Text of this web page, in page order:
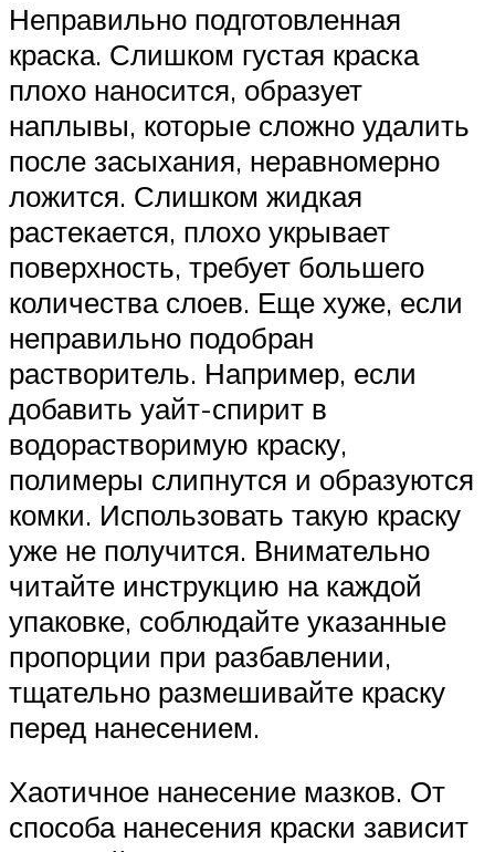
Неправильно подготовленная
краска. Слишком густая краска
плохо наносится, образует
наплывы, которые сложно удалить
после засыхания, неравномерно
ложится. Слишком жидкая
растекается, плохо укрывает
поверхность, требует большего
количества слоев. Еще хуже, если
неправильно подобран
растворитель. Например, если
добавить уайт-спирит в
водорастворимую краску,
полимеры слипнутся и образуются
комки. Использовать такую краску
уже не получится. Внимательно
читайте инструкцию на каждой
упаковке, соблюдайте указанные
пропорции при разбавлении,
тщательно размешивайте краску
перед нанесением.
Хаотичное нанесение мазков. От
способа нанесения краски зависит